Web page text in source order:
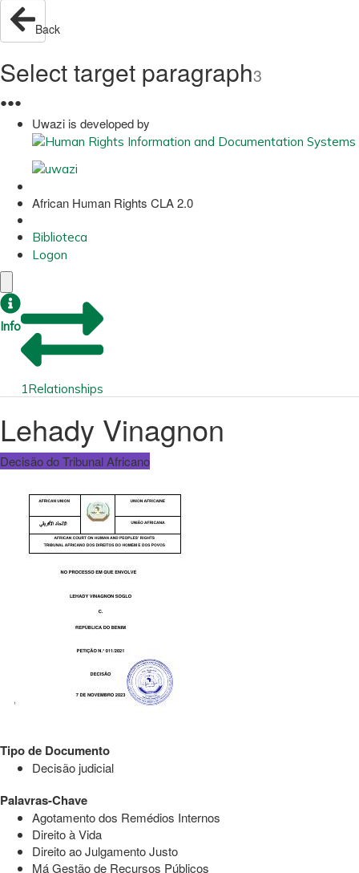
Back
Select target paragraph3
●●●
Uwazi is developed by
African Human Rights CLA 2.0
Biblioteca
Logon
Info
1Relationships
Lehady Vinagnon
Decisão do Tribunal Africano
Tipo de Documento
Decisão judicial
Palavras-Chave
Agotamento dos Remédios Internos
Direito à Vida
Direito ao Julgamento Justo
Má Gestão de Recursos Públicos